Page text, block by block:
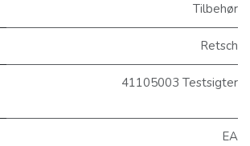
Tilbehør
Retsch
41105003 Testsigter
EA